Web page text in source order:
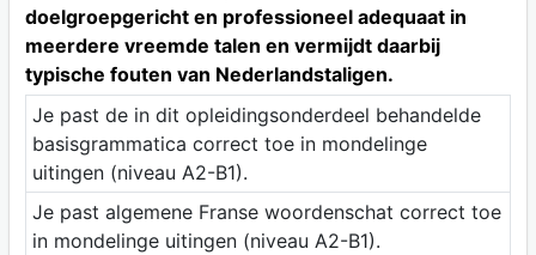
doelgroepgericht en professioneel adequaat in
meerdere vreemde talen en vermijdt daarbij
typische fouten van Nederlandstaligen.
Je past de in dit opleidingsonderdeel behandelde
basisgrammatica correct toe in mondelinge
uitingen (niveau A2-B1).
Je past algemene Franse woordenschat correct toe
in mondelinge uitingen (niveau A2-B1).